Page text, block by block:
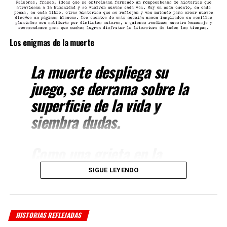
maldiciones encerradas que
se liberan en bendiciones.
Mujeres guerreras
entregadas con pasión a
luchar por aquello que
aman. Guerreros cansados,
desdibujados como
enceguecidos de poder
convertidos en estatuas.
Unas y otros entrelazados
Los enigmas de la muerte
La muerte despliega su
juego, se derrama sobre la
superficie de la vida y
siembra dudas.
pared de los tiempos, va
estaba destinado a ser
separado.
SIGUE LEYENDO
HISTORIAS REFLEJADAS